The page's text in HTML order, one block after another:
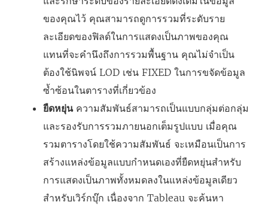
ของคุณไว้ คุณสามารถดูการรวมที่ระดับราย
ละเอียดของฟิลด์ในการแสดงเป็นภาพของคุณ
แทนที่จะคำนึงถึงการรวมพื้นฐาน คุณไม่จำเป็น
ต้องใช้นิพจน์ LOD เช่น FIXED ในการขจัดข้อมูล
ซ้ำซ้อนในตารางที่เกี่ยวข้อง
ยืดหยุ่นความสัมพันธ์สามารถเป็นแบบกลุ่มต่อกลุ่ม
และรองรับการรวมภายนอกเต็มรูปแบบ เมื่อคุณ
รวมตารางโดยใช้ความสัมพันธ์ จะเหมือนเป็นการ
สร้างแหล่งข้อมูลแบบกำหนดเองที่ยืดหยุ่นสำหรับ
การแสดงเป็นภาพทั้งหมดลงในแหล่งข้อมูลเดียว
สำหรับเวิร์กบุ๊ก เนื่องจาก Tableau จะค้นหา